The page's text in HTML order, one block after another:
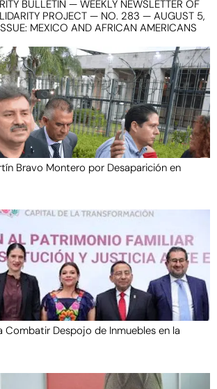
BULLETIN — WEEKLY NEWSLETTER OF
PROJECT — NO. 283 — AUGUST 5,
MEXICO AND AFRICAN AMERICANS
Bravo Montero por Desaparición en
Combatir Despojo de Inmuebles en la